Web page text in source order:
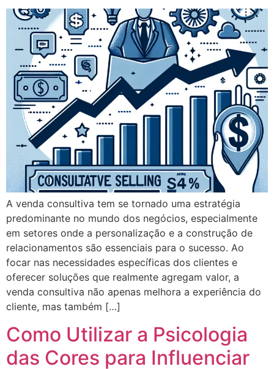
A venda consultiva tem se tornado uma estratégia
predominante no mundo dos negócios, especialmente
em setores onde a personalização e a construção de
relacionamentos são essenciais para o sucesso. Ao
focar nas necessidades específicas dos clientes e
oferecer soluções que realmente agregam valor, a
venda consultiva não apenas melhora a experiência do
cliente, mas também […]
Como Utilizar a Psicologia
das Cores para Influenciar